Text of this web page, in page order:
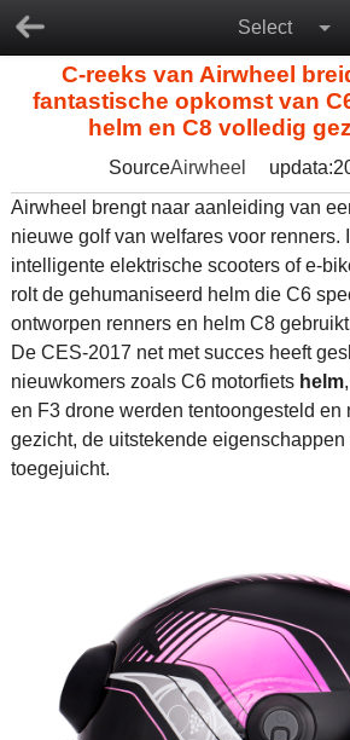
Select
C-reeks van Airwheel
fantastische opkomst van
helm en C8 volledig
SourceAirwheel
Airwheel brengt naar aanleiding van
nieuwe golf van welfares voor renners.
intelligente elektrische scooters of e-
rolt de gehumaniseerd helm die C6
ontworpen renners en helm C8
De CES-2017 net met succes heeft
nieuwkomers zoals C6 motorfiets helm
en F3 drone werden tentoongesteld en
gezicht, de uitstekende
toegejuicht.